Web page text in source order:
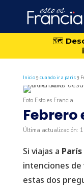
🗺️
Inicio 9 cuando ir a paris 9
Foto Esto es Francia
Febrero
Última actualización:
Si viajas a
intenciones de
estas dos